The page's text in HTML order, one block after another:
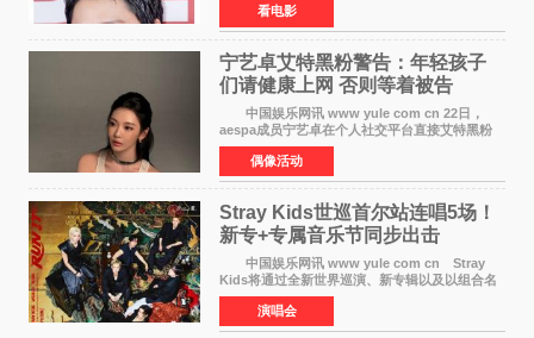
片中饰演拥有出色弓箭技术的弓箭手，他将在这
一历史动作大片中展
看电影
宁艺卓艾特黑粉警告：年轻孩子
们​请健康上网 否则等着被告
中国娱乐网讯 www yule com cn 22日，
aespa成员宁艺卓在个人社交平台直接艾特黑粉
账号，正面喊话回应长期以来的恶意攻击，引发
广泛关注。 宁艺卓在文中表示，自己早已注
意到部分网友持续
偶像活动
Stray Kids世巡首尔站连唱5场！
新专+专属音乐节同步出击
中国娱乐网讯 www yule com cn Stray
Kids将通过全新世界巡演、新专辑以及以组合名
义打造的专属音乐节等一系列全球活动，开启事
业发展的全新篇章。 Stray Kids将于7月25日
至26日、29日
演唱会